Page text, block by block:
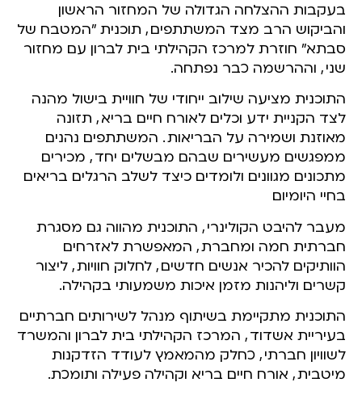
בעקבות ההצלחה הגדולה של המחזור הראשון
והביקוש הרב מצד המשתתפים, תוכנית "המטבח של
סבתא" חוזרת למרכז הקהילתי בית לברון עם מחזור
שני, וההרשמה כבר נפתחה.
התוכנית מציעה שילוב ייחודי של חוויית בישול מהנה
לצד הקניית ידע וכלים לאורח חיים בריא, תזונה
מאוזנת ושמירה על הבריאות. המשתתפים נהנים
ממפגשים מעשירים שבהם מבשלים יחד, מכירים
מתכונים מגוונים ולומדים כיצד לשלב הרגלים בריאים
בחיי היומיום.
מעבר להיבט הקולינרי, התוכנית מהווה גם מסגרת
חברתית חמה ומחברת, המאפשרת לאזרחים
הוותיקים להכיר אנשים חדשים, לחלוק חוויות, ליצור
קשרים וליהנות מזמן איכות משמעותי בקהילה.
התוכנית מתקיימת בשיתוף מנהל לשירותים חברתיים
בעיריית אשדוד, המרכז הקהילתי בית לברון והמשרד
לשוויון חברתי, כחלק מהמאמץ לעודד הזדקנות
מיטבית, אורח חיים בריא וקהילה פעילה ותומכת.